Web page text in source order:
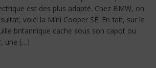
est des plus adapté. Chez BMW, on
voici la Mini Cooper SE. En fait, sur le
britannique cache sous son capot ou
une […]